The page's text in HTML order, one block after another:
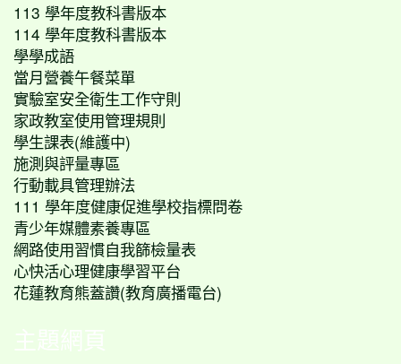
113 學年度教科書版本
114 學年度教科書版本
學學成語
當月營養午餐菜單
實驗室安全衛生工作守則
家政教室使用管理規則
學生課表(維護中)
施測與評量專區
行動載具管理辦法
111 學年度健康促進學校指標問卷
青少年媒體素養專區
網路使用習慣自我篩檢量表
心快活心理健康學習平台
花蓮教育熊蓋讚(教育廣播電台)
主題網頁